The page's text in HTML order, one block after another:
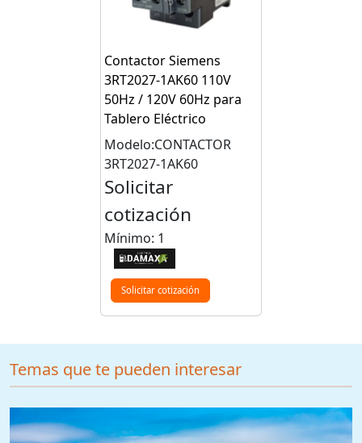
Contactor Siemens
3RT2027-1AK60 110V
50Hz / 120V 60Hz para
Tablero Eléctrico
Modelo:CONTACTOR
3RT2027-1AK60
Solicitar
cotización
Mínimo: 1
Solicitar cotización
Temas que te pueden interesar